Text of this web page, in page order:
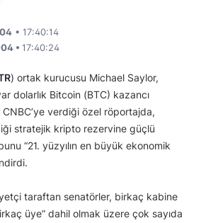
• 17:40:14
• 17:40:24
) ortak kurucusu Michael Saylor,
dolarlık Bitcoin (BTC) kazancı
CNBC’ye verdiği özel röportajda,
stratejik kripto rezervine güçlü
“21. yüzyılın en büyük ekonomik
taraftan senatörler, birkaç kabine
üye” dahil olmak üzere çok sayıda